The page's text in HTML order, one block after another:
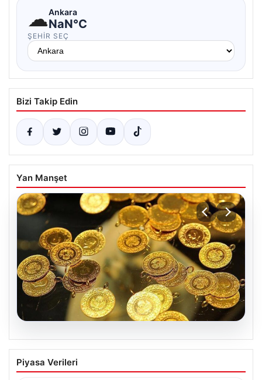
☁Ankara
NaN°C
ŞEHIR SEÇ
Bizi Takip Edin
Yan Manşet
06.08.2026
Altın fiyatları canlı 7 Nisan 2026: Altın
fiyatları bugün ne kadar oldu?
Piyasa Verileri